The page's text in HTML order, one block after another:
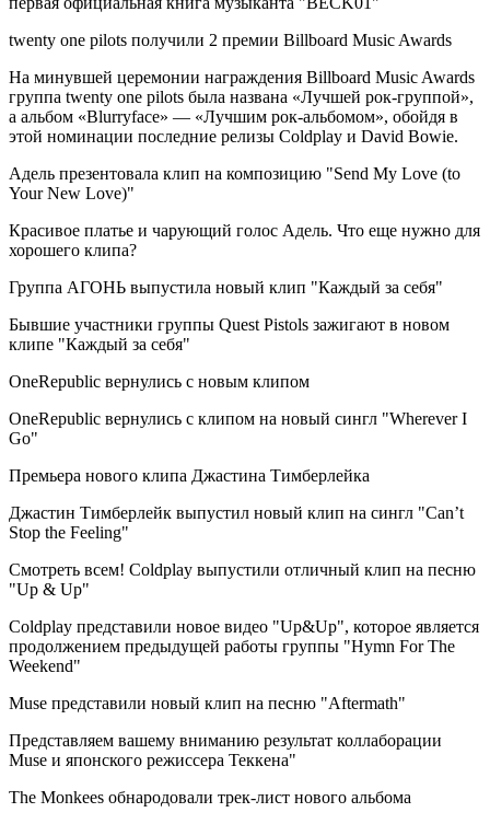
twenty one pilots получили 2 премии Billboard Music Awards
На минувшей церемонии награждения Billboard Music Awards
группа twenty one pilots была названа «Лучшей рок-группой»,
а альбом «Blurryface» — «Лучшим рок-альбомом», обойдя в
этой номинации последние релизы Coldplay и David Bowie.
Адель презентовала клип на композицию "Send My Love (to
Your New Love)"
Красивое платье и чарующий голос Адель. Что еще нужно для
хорошего клипа?
Группа АГОНЬ выпустила новый клип "Каждый за себя"
Бывшие участники группы Quest Pistols зажигают в новом
клипе "Каждый за себя"
OneRepublic вернулись с новым клипом
OneRepublic вернулись с клипом на новый сингл "Wherever I
Go"
Премьера нового клипа Джастина Тимберлейка
Джастин Тимберлейк выпустил новый клип на сингл "Can’t
Stop the Feeling"
Смотреть всем! Coldplay выпустили отличный клип на песню
"Up & Up"
Coldplay представили новое видео "Up&Up", которое является
продолжением предыдущей работы группы "Hymn For The
Weekend"
Muse представили новый клип на песню "Aftermath"
Представляем вашему вниманию результат коллаборации
Muse и японского режиссера Теккена"
The Monkees обнародовали трек-лист нового альбома